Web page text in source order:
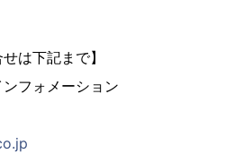
は下記まで】
フォメーション